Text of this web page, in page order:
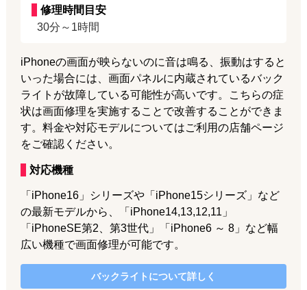
修理時間目安
30分～1時間
iPhoneの画面が映らないのに音は鳴る、振動はすると
いった場合には、画面パネルに内蔵されているバック
ライトが故障している可能性が高いです。こちらの症
状は画面修理を実施することで改善することができま
す。料金や対応モデルについてはご利用の店舗ページ
をご確認ください。
対応機種
「iPhone16」シリーズや「iPhone15シリーズ」など
の最新モデルから、「iPhone14,13,12,11」
「iPhoneSE第2、第3世代」「iPhone6 ～ 8」など幅
広い機種で画面修理が可能です。
バックライト について詳しく